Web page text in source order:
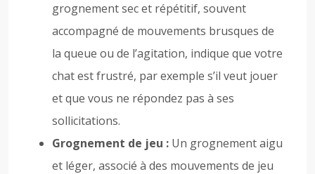
grognement sec et répétitif, souvent
accompagné de mouvements brusques de
la queue ou de l’agitation, indique que votre
chat est frustré, par exemple s’il veut jouer
et que vous ne répondez pas à ses
sollicitations.
Grognement de jeu : Un grognement aigu
et léger, associé à des mouvements de jeu